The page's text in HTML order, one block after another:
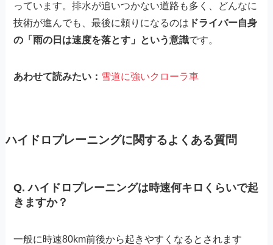
っています。排水が追いつかない道路も多く、どんなに
技術が進んでも、最後に頼りになるのは ドライバー自身
の「雨の日は速度を落とす」という意識です。
あわせて読みたい： 雪道に強いクローラ車
ハイドロプレーニングに関するよくある質問
Q. ハイドロプレーニングは時速何キロくらいで起
きますか？
一般に時速80km前後から起きやすくなるとされます